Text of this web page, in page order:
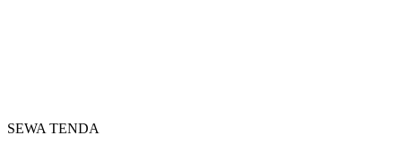
SEWA TENDA